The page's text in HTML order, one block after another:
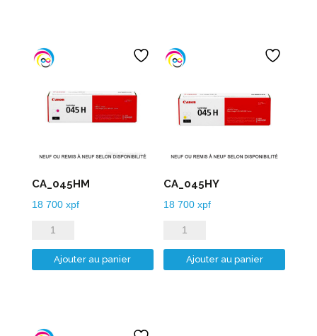
CA_045HM
18 700 xpf
quantité
de
CA_045HM
Ajouter au panier
CA_045HY
18 700xpf
quantité
de
CA_045HY
Ajouter au panier